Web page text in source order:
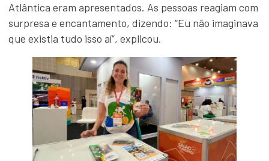
Atlântica eram apresentados. As pessoas reagiam com
surpresa e encantamento, dizendo: “Eu não imaginava
que existia tudo isso aí”, explicou.